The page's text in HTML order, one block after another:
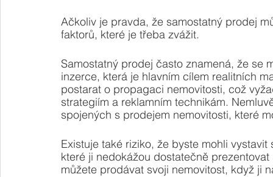
Ačkoliv je pravda, že samostatný prodej
faktorů, které je třeba zvážit.
Samostatný prodej často znamená, že se
inzerce, která je hlavním cílem realitních
postarat o propagaci nemovitosti, což
strategiím a reklamním technikám.
spojených s prodejem nemovitosti, které
Existuje také riziko, že byste mohli
které ji nedokážou dostatečně
můžete prodávat svoji nemovitost, když ji